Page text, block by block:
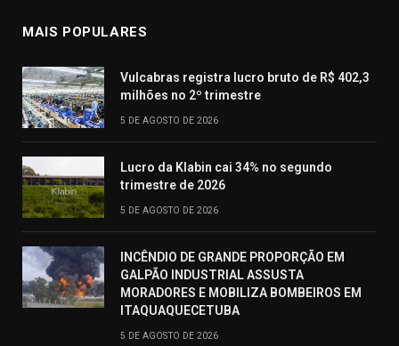
MAIS POPULARES
Vulcabras registra lucro bruto de R$ 402,3
milhões no 2º trimestre
5 DE AGOSTO DE 2026
Lucro da Klabin cai 34% no segundo
trimestre de 2026
5 DE AGOSTO DE 2026
INCÊNDIO DE GRANDE PROPORÇÃO EM
GALPÃO INDUSTRIAL ASSUSTA
MORADORES E MOBILIZA BOMBEIROS EM
ITAQUAQUECETUBA
5 DE AGOSTO DE 2026